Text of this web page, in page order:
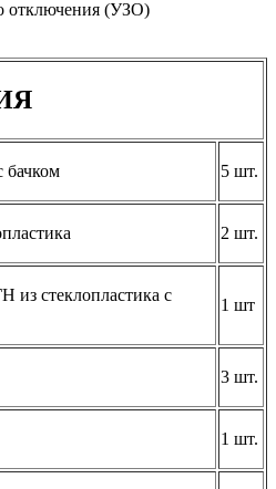
отключения (УЗО)
бачком 5 шт.
2 шт.
из стеклопластика с
1 шт
3 шт.
1 шт.